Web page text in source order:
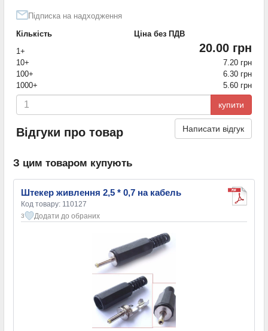
Підписка на надходження
Кількість
Ціна без ПДВ
1+
20.00 грн
10+
7.20 грн
100+
6.30 грн
1000+
5.60 грн
купити
Відгуки про товар Написати відгук
З цим товаром купують
Штекер живлення 2,5 * 0,7 на кабель
Код товару: 110127
3 Додати до обраних